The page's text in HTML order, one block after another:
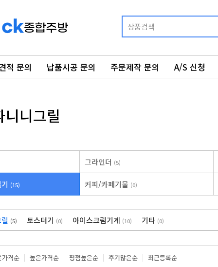
적 문의 납품시공 문의 주문제작 문의 A/S 신청
니그릴
그라인더 (5)
(15) 커피/카페기물 (0)
(5) 토스터기 (0) 아이스크림기계 (10) 기타 (0)
가격순 높은가격순 평점높은순 후기많은순 최근등록순